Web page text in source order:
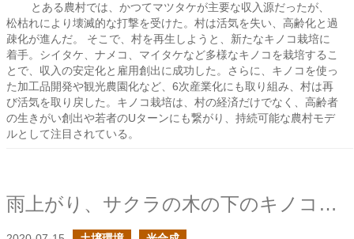
とある農村では、かつてマツタケが主要な収入源だったが、
松枯れにより壊滅的な打撃を受けた。村は活気を失い、高齢化と過
疎化が進んだ。 そこで、村を再生しようと、新たなキノコ栽培に
着手。シイタケ、ナメコ、マイタケなど多様なキノコを栽培するこ
とで、収入の安定化と雇用創出に成功した。さらに、キノコを使っ
た加工品開発や観光農園化など、6次産業化にも取り組み、村は再
び活気を取り戻した。キノコ栽培は、村の経済だけでなく、高齢者
の生きがい創出や若者のUターンにも繋がり、持続可能な農村モデ
ルとして注目されている。
雨上がり、サクラの木の下のキノコたち